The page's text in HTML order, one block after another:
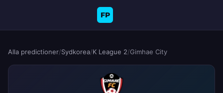
FP
Alla predictioner/Sydkorea/K League 2/Gimhae City